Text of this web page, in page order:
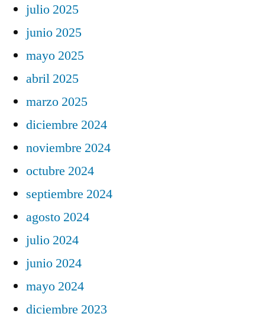
julio 2025
junio 2025
mayo 2025
abril 2025
marzo 2025
diciembre 2024
noviembre 2024
octubre 2024
septiembre 2024
agosto 2024
julio 2024
junio 2024
mayo 2024
diciembre 2023